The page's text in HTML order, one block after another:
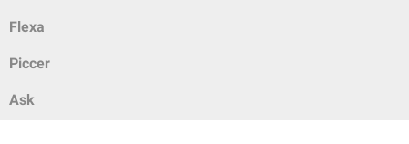
Flexa
Piccer
Ask